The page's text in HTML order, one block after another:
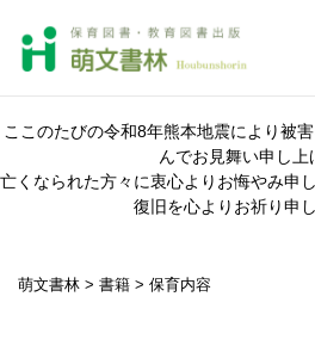
ここのたびの令和8年熊本地震により被
んでお見舞い申し上
亡くなられた方々に衷心よりお悔やみ申
復旧を心よりお祈り申
萌文書林 > 書籍 > 保育内容